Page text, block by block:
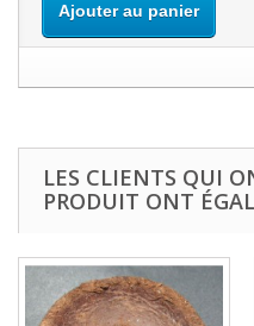
Ajouter au panier
LES CLIENTS QUI
PRODUIT ONT